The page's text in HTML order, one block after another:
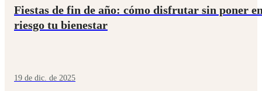
Fiestas de fin de año: cómo disfrutar sin poner
riesgo tu bienestar
19 de dic. de 2025